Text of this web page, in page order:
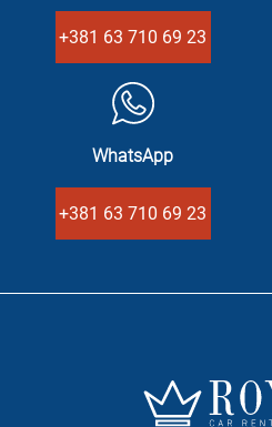
+381 63 710 69 23
WhatsApp
+381 63 710 69 23